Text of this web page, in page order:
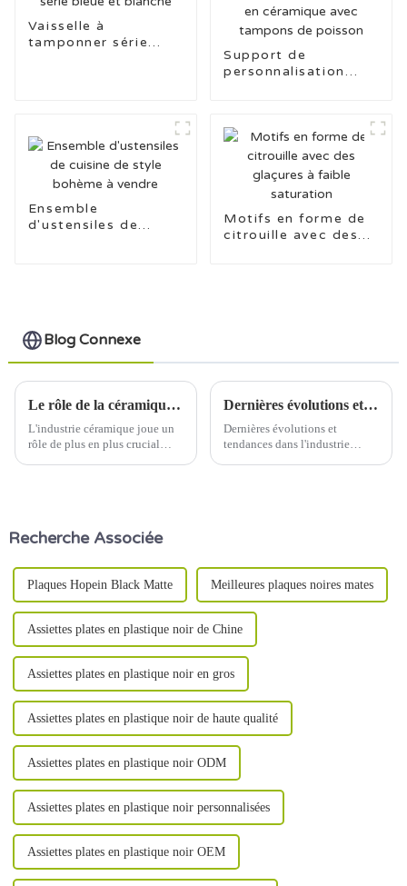
Vaisselle à
tamponner série
Support de
personnalisation
tampons de poisson
Ensemble
d'ustensiles de
Motifs en forme de
citrouille avec des
Blog Connexe
Le rôle de la céramique dans l'architecture et le design modernes
L'industrie céramique joue un
rôle de plus en plus crucial
nombreux domaines.
Dernières évolutions et tendances dans l'industrie céramique
Dernières évolutions et
tendances dans l'industrie
Recherche Associée
Plaques Hopein Black Matte Meilleures plaques noires mates
Assiettes plates en plastique noir de Chine
Assiettes plates en plastique noir en gros
Assiettes plates en plastique noir de haute qualité
Assiettes plates en plastique noir ODM
Assiettes plates en plastique noir personnalisées
Assiettes plates en plastique noir OEM